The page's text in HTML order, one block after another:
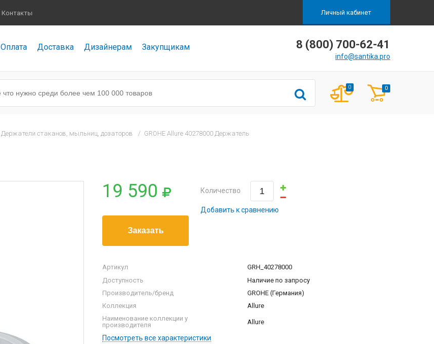
Контакты Личный кабинет
Оплата Доставка Дизайнерам Закупщикам 8 (800) 700-62-41
info@santika.pro
0 0
Держатели стаканов, мыльниц, дозаторов / GROHE Allure 40278000 Держатель
19 590 Количество
Добавить к сравнению
Артикул
GRH_40278000
Доступность
Наличие по запросу
Производитель/бренд
GROHE (Германия)
Коллекция
Allure
Наименование коллекции у
производителя
Allure
Посмотреть все характеристики